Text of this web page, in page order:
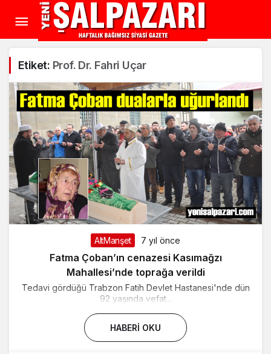
Etiket: Prof. Dr. Fahri Uçar
AltManşet 7 yıl önce
Fatma Çoban’ın cenazesi Kasımağzı
Mahallesi’nde toprağa verildi
Tedavi gördüğü Trabzon Fatih Devlet Hastanesi'nde dün
92 yaşında vefat...
HABERI OKU